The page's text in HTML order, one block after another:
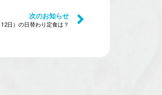
次のお知らせ
日）の日替わり定食は？